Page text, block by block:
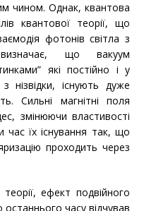
чином. Однак, квантова
квантової теорії, що
фотонів світла з
що вакуум
які постійно і у
нізвідки, існують дуже
Сильні магнітні поля
змінюючи властивості
час їх існування так, що
проходить через
ефект подвійного
часу відчував